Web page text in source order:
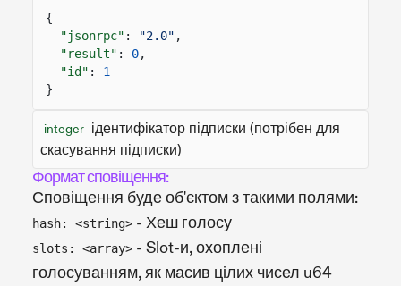
{
"jsonrpc" : "2.0" ,
"result" : 0,
"id" :
1
}
integer ідентифікатор підписки (потрібен для
скасування підписки)
Формат сповіщення:
Сповіщення буде об'єктом з такими полями:
hash: <string> - Хеш голосу
slots: <array> - Slot-и, охоплені
голосуванням, як масив цілих чисел u64